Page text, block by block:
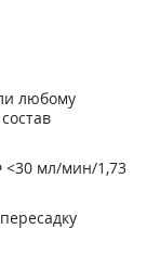
любому
мл/мин/1,73